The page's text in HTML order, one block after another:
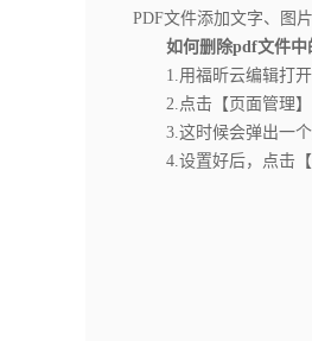
PDF文件添加文字、图
如何删除pdf文件中
1.用福昕云编辑打开
2.点击【页面管理】
3.这时候会弹出一个
4.设置好后，点击【